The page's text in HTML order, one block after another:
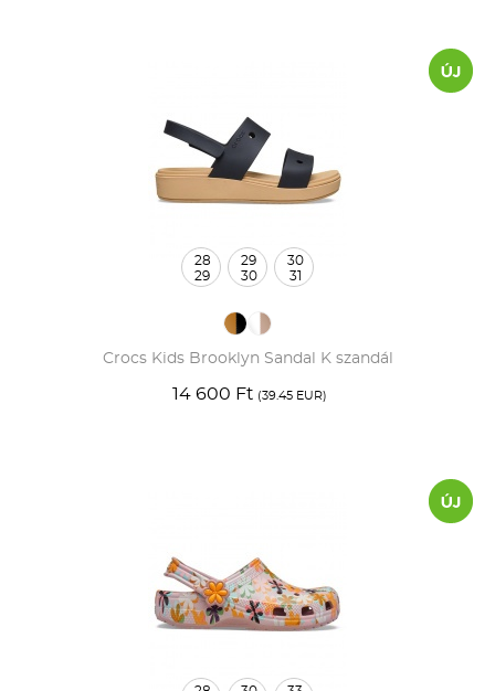
Crocs Kids Brooklyn Sandal K szandál
14 600 Ft (39.45 EUR)
28
29
29
30
30
31